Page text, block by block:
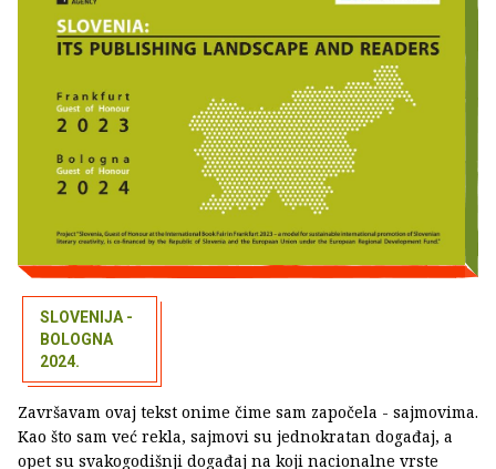
SLOVENIJA -
BOLOGNA
2024.
Završavam ovaj tekst onime čime sam započela - sajmovima.
Kao što sam već rekla, sajmovi su jednokratan događaj, a
opet su svakogodišnji događaj na koji nacionalne vrste